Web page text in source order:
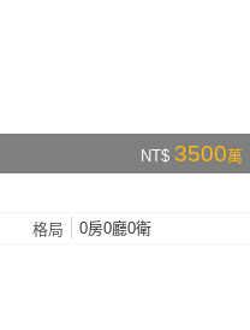
NT$ 3500萬
格局 0房0廳0衛